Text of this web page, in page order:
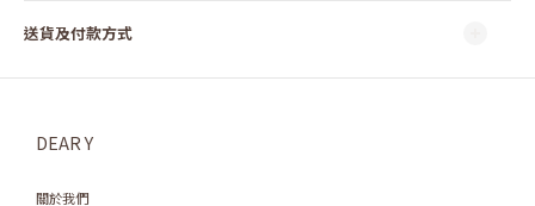
送貨及付款方式
DEAR Y
關於我們